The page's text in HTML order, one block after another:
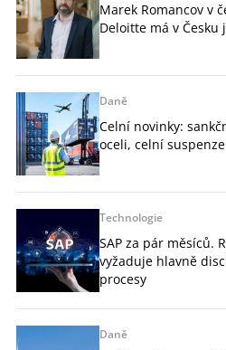
Marek Romancov v
Deloitte má v Česku
Daně
Celní novinky:
oceli, celní
Technologie
SAP za pár měsíců.
vyžaduje hlavně
procesy
Daně